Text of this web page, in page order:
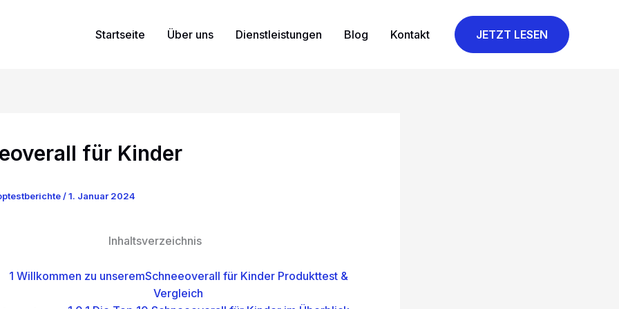
Startseite Über uns Dienstleistungen Blog Kontakt JETZT LESEN
für Kinder
/1. Januar 2024
Inhaltsverzeichnis
1 Willkommen zu unseremSchneeoverall für Kinder Produkttest &
Vergleich